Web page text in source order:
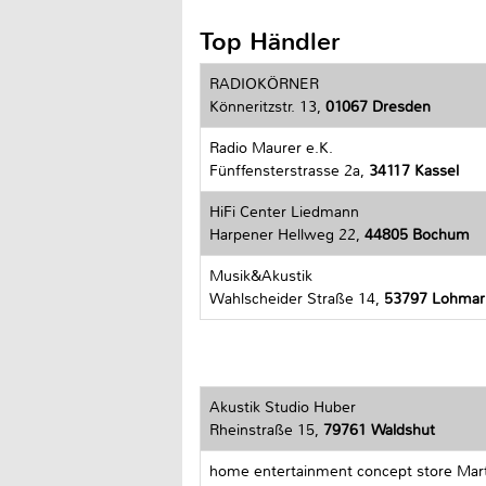
Top Händler
RADIOKÖRNER
Könneritzstr. 13, 01067 Dresden
Radio Maurer e.K.
Fünffensterstrasse 2a, 34117 Kassel
HiFi Center Liedmann
Harpener Hellweg 22, 44805 Bochum
Musik&Akustik
Wahlscheider Straße 14, 53797 Lohmar
Akustik Studio Huber
Rheinstraße 15, 79761 Waldshut
home entertainment concept store